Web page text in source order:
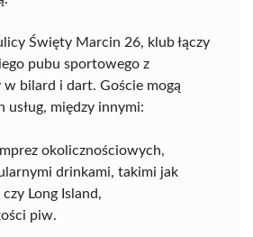
Święty Marcin 26, klub łączy
pubu sportowego z
w bilard i dart. Goście mogą
usług, między innymi:
okolicznościowych,
drinkami, takimi jak
Long Island,
piw.